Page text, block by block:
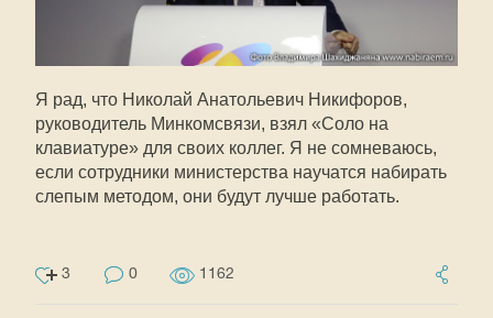
Я рад, что Николай Анатольевич Никифоров,
руководитель Минкомсвязи, взял «Соло на
клавиатуре» для своих коллег. Я не сомневаюсь,
если сотрудники министерства научатся набирать
слепым методом, они будут лучше работать.
3 0 1162